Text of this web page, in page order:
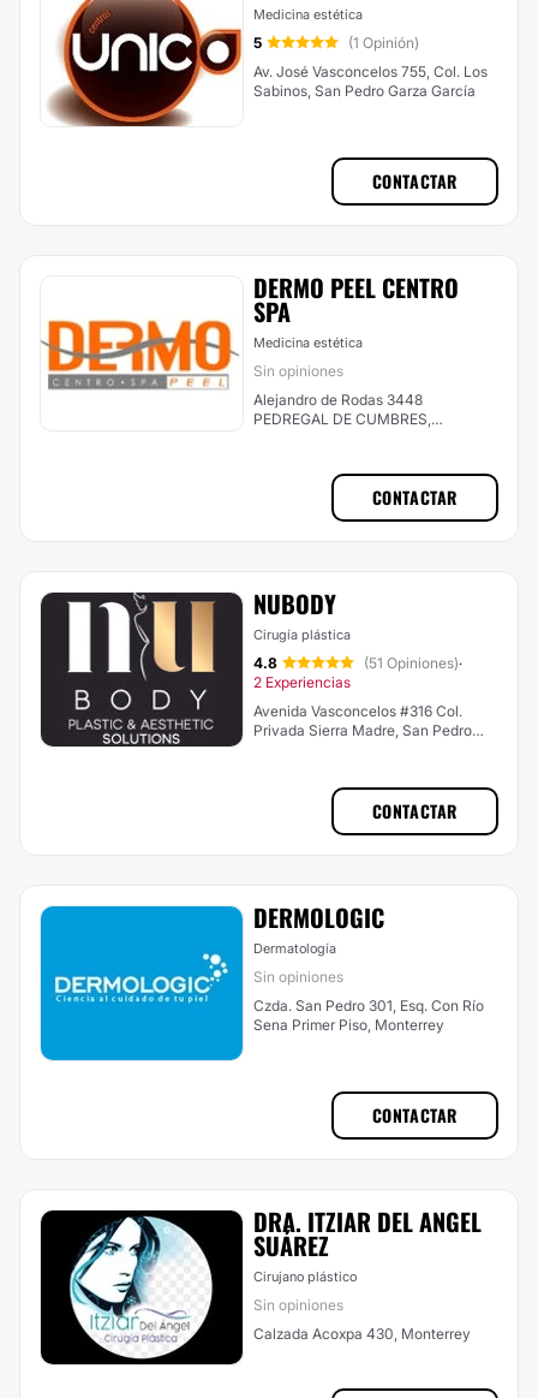
Medicina estética
5
(1 Opinión)
Av. José Vasconcelos 755, Col. Los
Sabinos, San Pedro Garza García
CONTACTAR
DERMO PEEL CENTRO
SPA
Medicina estética
Sin opiniones
Alejandro de Rodas 3448
PEDREGAL DE CUMBRES,
CONTACTAR
NUBODY
Cirugía plástica
4.8 (51 Opiniones)·
2 Experiencias
Avenida Vasconcelos #316 Col.
Privada Sierra Madre, San Pedro
CONTACTAR
DERMOLOGIC
Dermatología
Sin opiniones
Czda. San Pedro 301, Esq. Con Río
Sena Primer Piso, Monterrey
CONTACTAR
DRA. ITZIAR DEL ANGEL
SUÁREZ
Cirujano plástico
Sin opiniones
Calzada Acoxpa 430, Monterrey